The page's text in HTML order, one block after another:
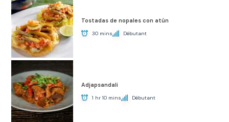
Tostadas de nopales con atún
30 mins Débutant
Adjapsandali
1 hr 10 mins Débutant